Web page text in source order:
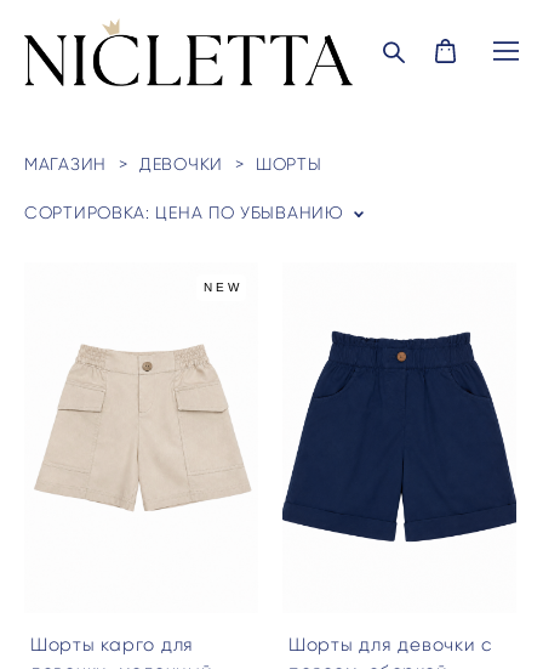
МАГАЗИН > ДЕВОЧКИ > ШОРТЫ
СОРТИРОВКА: ЦЕНА ПО УБЫВАНИЮ
NEW
Шорты карго для
Шорты для девочки с